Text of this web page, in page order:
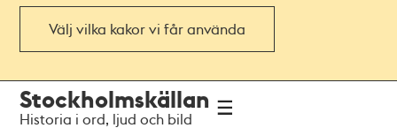
Välj vilka kakor vi får använda
navigationen
huvudinnehållet
Stockholmskällan
Historia i ord, ljud och bild